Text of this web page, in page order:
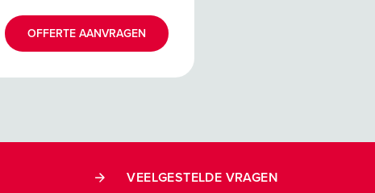
OFFERTE AANVRAGEN
VEELGESTELDE VRAGEN